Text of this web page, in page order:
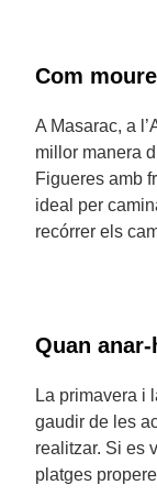
Com
A Masarac, a
millor manera
Figueres amb
ideal per
recórrer els
Quan anar-
La primavera i
gaudir de les
realitzar. Si es
platges